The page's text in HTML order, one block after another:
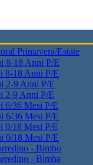
Primavera/Estate
8-18 Anni P/E
8-18 Anni P/E
2-9 Anni P/E
2-9 Anni P/E
6/36 Mesi P/E
6/36 Mesi P/E
0/18 Mesi P/E
0/18 Mesi P/E
- Bimbo
- Bimba